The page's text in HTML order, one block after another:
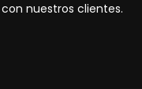
nuestros clientes.